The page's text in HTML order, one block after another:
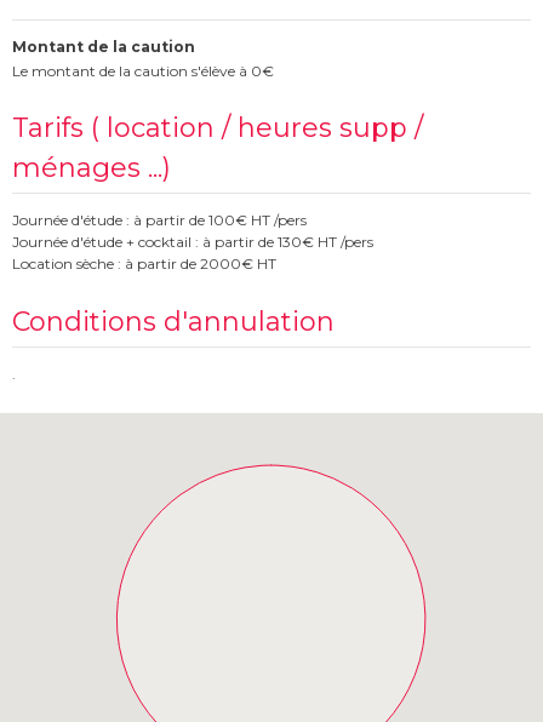
Montant de la caution
Le montant de la caution s'élève à 0€
Tarifs ( location / heures supp /
ménages ...)
Journée d'étude : à partir de 100€ HT /pers
Journée d'étude + cocktail : à partir de 130€ HT /pers
Location sèche : à partir de 2000€ HT
Conditions d'annulation